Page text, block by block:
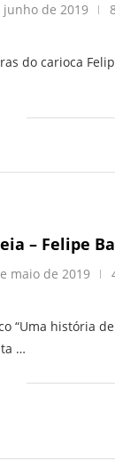
junho de 2019
do carioca
– Felipe
maio de 2019
“Uma história
…